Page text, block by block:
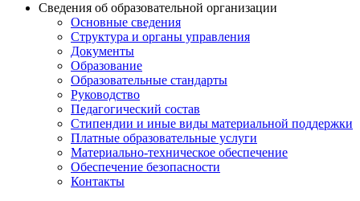
Сведения об образовательной организации
Основные сведения
Структура и органы управления
Документы
Образование
Образовательные стандарты
Руководство
Педагогический состав
Стипендии и иные виды материальной поддержки
Платные образовательные услуги
Материально-техническое обеспечение
Обеспечение безопасности
Контакты